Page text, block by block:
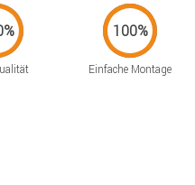
Einfache Montage